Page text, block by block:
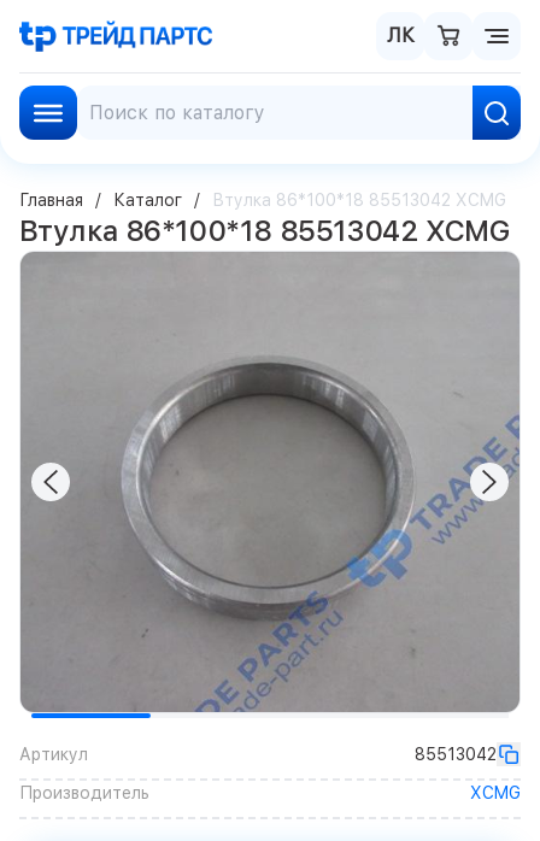
ЛК
Главная Каталог Втулка 86*100*18 85513042 XCMG
Втулка 86*100*18 85513042 XCMG
Артикул
85513042
Производитель
XCMG